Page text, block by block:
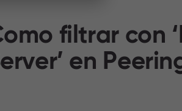
filtrar con
en